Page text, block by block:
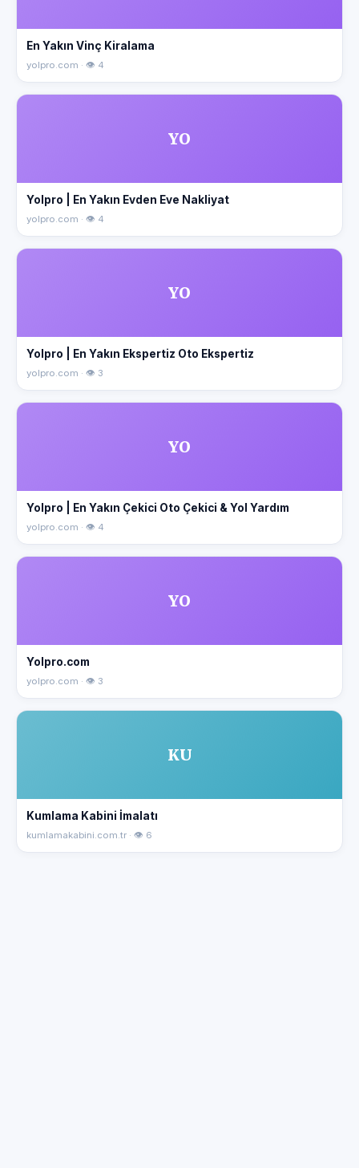
En Yakın Vinç Kiralama
yolpro.com · 👁 4
YO
Yolpro | En Yakın Evden Eve Nakliyat
yolpro.com · 👁 4
YO
Yolpro | En Yakın Ekspertiz Oto Ekspertiz
yolpro.com · 👁 3
YO
Yolpro | En Yakın Çekici Oto Çekici & Yol Yardım
yolpro.com · 👁 4
YO
Yolpro.com
yolpro.com · 👁 3
KU
Kumlama Kabini İmalatı
kumlamakabini.com.tr · 👁 6